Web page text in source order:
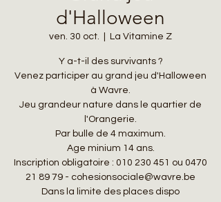
d'Halloween
ven. 30 oct. La Vitamine Z
Y a-t-il des survivants ?
Venez participer au grand jeu d'Halloween
à Wavre.
Jeu grandeur nature dans le quartier de
l'Orangerie.
Par bulle de 4 maximum.
Age minium 14 ans.
Inscription obligatoire : 010 230 451 ou 0470
21 89 79 - cohesionsociale@wavre.be
Dans la limite des places dispo